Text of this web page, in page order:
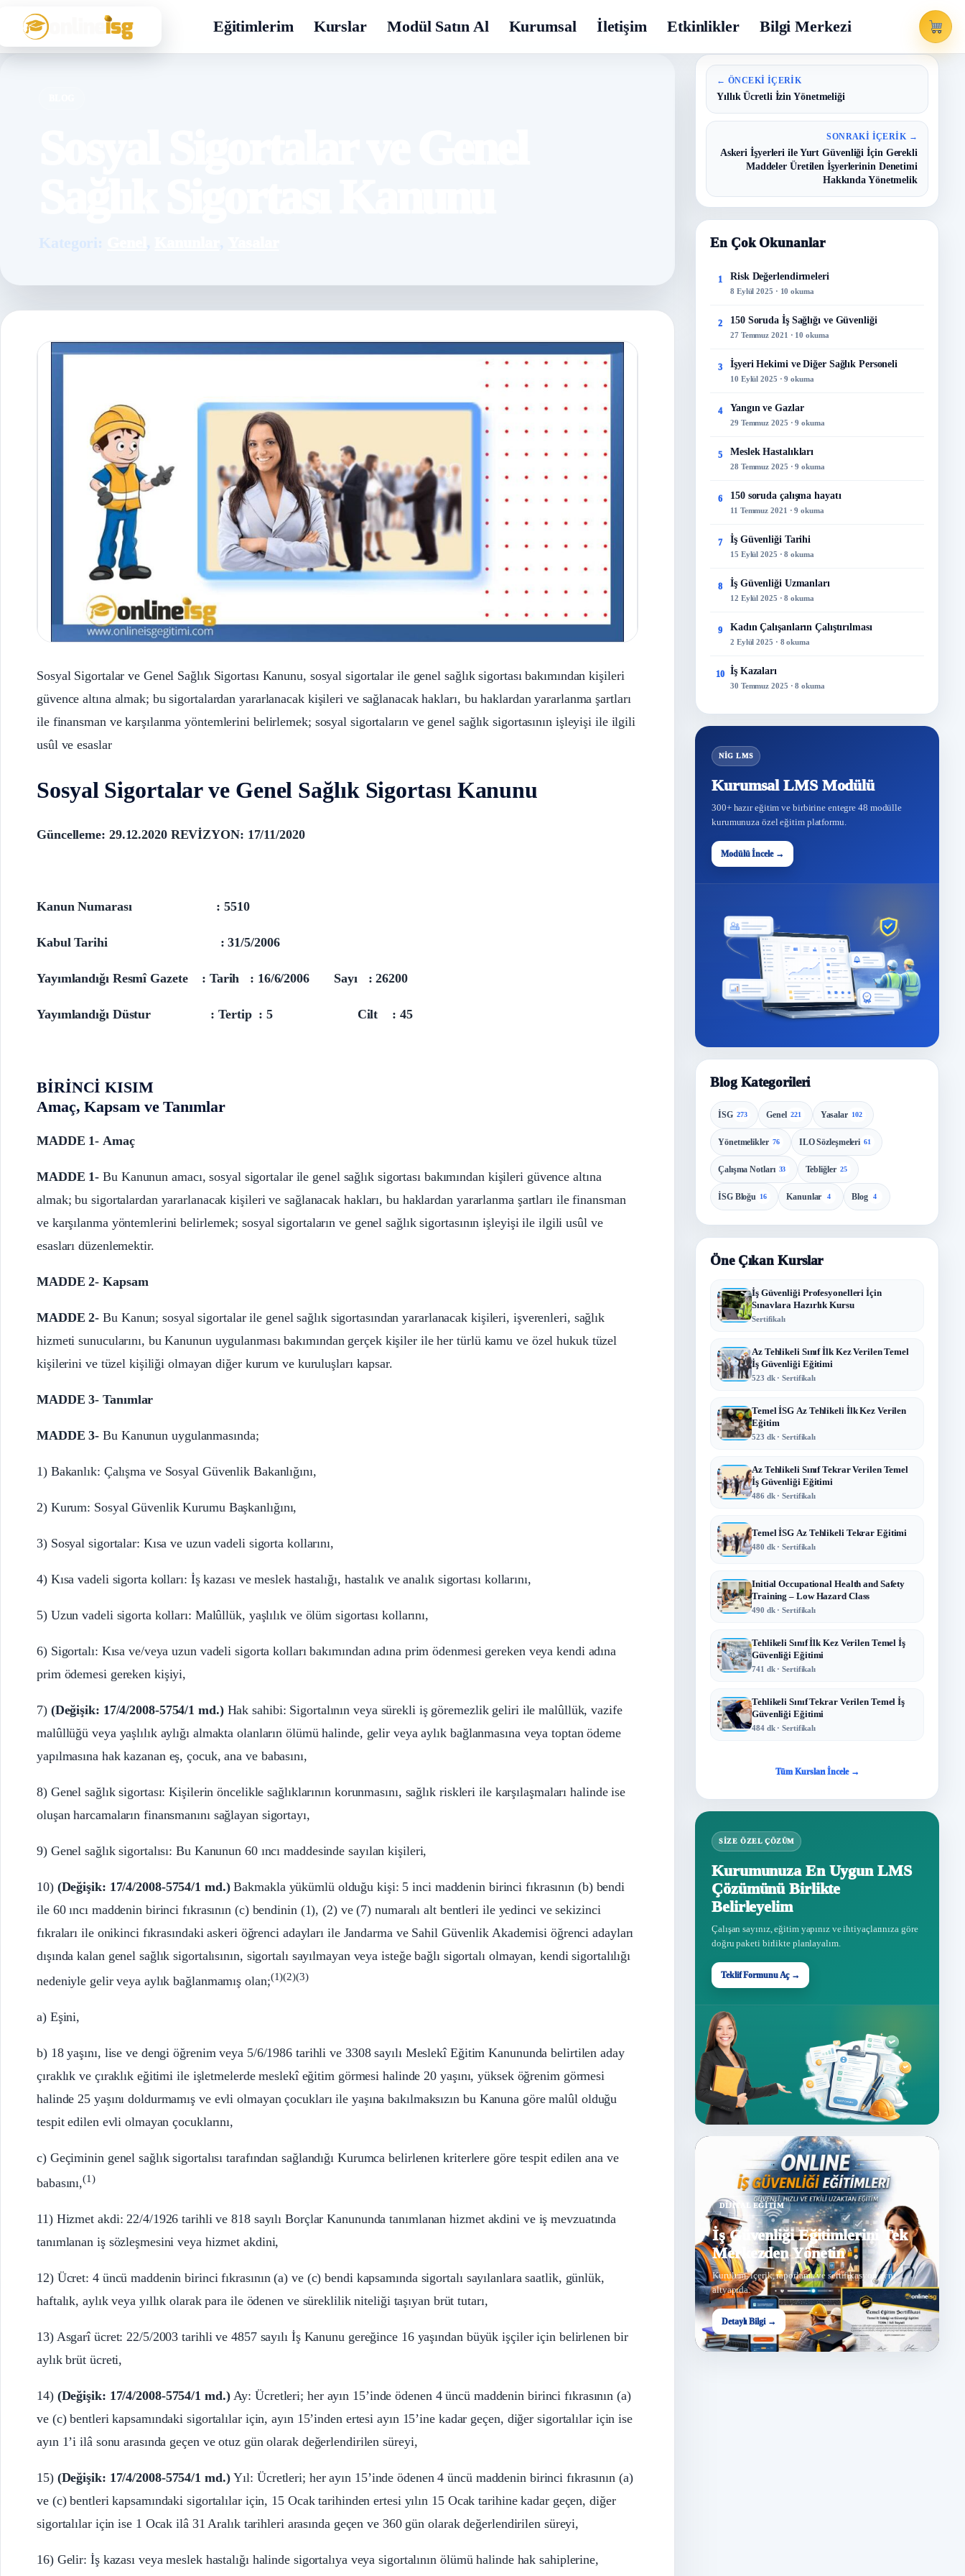
Eğitimlerim Kurslar Modül Satın Al Kurumsal İletişim Etkinlikler Bilgi Merkezi
Kategori: , ,
Sosyal Sigortalar ve Genel Sağlık Sigortası Kanunu, sosyal sigortalar ile genel sağlık sigortası bakımından kişileri
güvence altına almak; bu sigortalardan yararlanacak kişileri ve sağlanacak hakları, bu haklardan yararlanma şartları
ile finansman ve karşılanma yöntemlerini belirlemek; sosyal sigortaların ve genel sağlık sigortasının işleyişi ile ilgili
usûl ve esaslar
Sosyal Sigortalar ve Genel Sağlık Sigortası Kanunu
Güncelleme: 29.12.2020 REVİZYON: 17/11/2020
Kanun Numarası : 5510
Kabul Tarihi : 31/5/2006
Yayımlandığı Resmî Gazete : Tarih : 16/6/2006 Sayı : 26200
Yayımlandığı Düstur : Tertip : 5 Cilt : 45
BİRİNCİ KISIM
Amaç, Kapsam ve Tanımlar
MADDE 1- Amaç
MADDE 1- Bu Kanunun amacı, sosyal sigortalar ile genel sağlık sigortası bakımından kişileri güvence altına
almak; bu sigortalardan yararlanacak kişileri ve sağlanacak hakları, bu haklardan yararlanma şartları ile finansman
ve karşılanma yöntemlerini belirlemek; sosyal sigortaların ve genel sağlık sigortasının işleyişi ile ilgili usûl ve
esasları düzenlemektir.
MADDE 2- Kapsam
MADDE 2-Bu Kanun; sosyal sigortalar ile genel sağlık sigortasından yararlanacak kişileri, işverenleri, sağlık
hizmeti sunucularını, bu Kanunun uygulanması bakımından gerçek kişiler ile her türlü kamu ve özel hukuk tüzel
kişilerini ve tüzel kişiliği olmayan diğer kurum ve kuruluşları kapsar.
MADDE 3- Tanımlar
MADDE 3- Bu Kanunun uygulanmasında;
1) Bakanlık: Çalışma ve Sosyal Güvenlik Bakanlığını,
2) Kurum: Sosyal Güvenlik Kurumu Başkanlığını,
3) Sosyal sigortalar: Kısa ve uzun vadeli sigorta kollarını,
4) Kısa vadeli sigorta kolları: İş kazası ve meslek hastalığı, hastalık ve analık sigortası kollarını,
5) Uzun vadeli sigorta kolları: Malûllük, yaşlılık ve ölüm sigortası kollarını,
6) Sigortalı: Kısa ve/veya uzun vadeli sigorta kolları bakımından adına prim ödenmesi gereken veya kendi adına
prim ödemesi gereken kişiyi,
7) (Değişik: 17/4/2008-5754/1 md.) Hak sahibi: Sigortalının veya sürekli iş göremezlik geliri ile malûllük, vazife
malûllüğü veya yaşlılık aylığı almakta olanların ölümü halinde, gelir veya aylık bağlanmasına veya toptan ödeme
yapılmasına hak kazanan eş, çocuk, ana ve babasını,
8) Genel sağlık sigortası: Kişilerin öncelikle sağlıklarının korunmasını, sağlık riskleri ile karşılaşmaları halinde ise
oluşan harcamaların finansmanını sağlayan sigortayı,
9) Genel sağlık sigortalısı: Bu Kanunun 60 ıncı maddesinde sayılan kişileri,
10) (Değişik: 17/4/2008-5754/1 md.)Bakmakla yükümlü olduğu kişi: 5 inci maddenin birinci fıkrasının (b) bendi
ile 60 ıncı maddenin birinci fıkrasının (c) bendinin (1), (2) ve (7) numaralı alt bentleri ile yedinci ve sekizinci
fıkraları ile onikinci fıkrasındaki askeri öğrenci adayları ile Jandarma ve Sahil Güvenlik Akademisi öğrenci adayları
dışında kalan genel sağlık sigortalısının, sigortalı sayılmayan veya isteğe bağlı sigortalı olmayan, kendi sigortalılığı
nedeniyle gelir veya aylık bağlanmamış olan;(1)(2)(3)
a) Eşini,
b) 18 yaşını, lise ve dengi öğrenim veya 5/6/1986 tarihli ve 3308 sayılı Meslekî Eğitim Kanununda belirtilen aday
çıraklık ve çıraklık eğitimi ile işletmelerde meslekî eğitim görmesi halinde 20 yaşını, yüksek öğrenim görmesi
halinde 25 yaşını doldurmamış ve evli olmayan çocukları ile yaşına bakılmaksızın bu Kanuna göre malûl olduğu
tespit edilen evli olmayan çocuklarını,
c) Geçiminin genel sağlık sigortalısı tarafından sağlandığı Kurumca belirlenen kriterlere göre tespit edilen ana ve
babasını,(1)
11) Hizmet akdi: 22/4/1926 tarihli ve 818 sayılı Borçlar Kanununda tanımlanan hizmet akdini ve iş mevzuatında
tanımlanan iş sözleşmesini veya hizmet akdini,
12) Ücret: 4 üncü maddenin birinci fıkrasının (a) ve (c) bendi kapsamında sigortalı sayılanlara saatlik, günlük,
haftalık, aylık veya yıllık olarak para ile ödenen ve süreklilik niteliği taşıyan brüt tutarı,
13) Asgarî ücret: 22/5/2003 tarihli ve 4857 sayılı İş Kanunu gereğince 16 yaşından büyük işçiler için belirlenen bir
aylık brüt ücreti,
14) (Değişik: 17/4/2008-5754/1 md.) Ay: Ücretleri; her ayın 15’inde ödenen 4 üncü maddenin birinci fıkrasının (a)
ve (c) bentleri kapsamındaki sigortalılar için, ayın 15’inden ertesi ayın 15’ine kadar geçen, diğer sigortalılar için ise
ayın 1’i ilâ sonu arasında geçen ve otuz gün olarak değerlendirilen süreyi,
15) (Değişik: 17/4/2008-5754/1 md.)Yıl: Ücretleri; her ayın 15’inde ödenen 4 üncü maddenin birinci fıkrasının (a)
ve (c) bentleri kapsamındaki sigortalılar için, 15 Ocak tarihinden ertesi yılın 15 Ocak tarihine kadar geçen, diğer
sigortalılar için ise 1 Ocak ilâ 31 Aralık tarihleri arasında geçen ve 360 gün olarak değerlendirilen süreyi,
16) Gelir: İş kazası veya meslek hastalığı halinde sigortalıya veya sigortalının ölümü halinde hak sahiplerine,
← ÖNCEKI İÇERIK
Yıllık Ücretli İzin Yönetmeliği
SONRAKI İÇERIK →
Askeri İşyerleri ile Yurt Güvenliği İçin Gerekli
Maddeler Üretilen İşyerlerinin Denetimi
Hakkında Yönetmelik
En Çok Okunanlar
1 Risk Değerlendirmeleri
8 Eylül 2025 · 10 okuma
2 150 Soruda İş Sağlığı ve Güvenliği
27 Temmuz 2021 · 10 okuma
3 İşyeri Hekimi ve Diğer Sağlık Personeli
10 Eylül 2025 · 9 okuma
4 Yangın ve Gazlar
29 Temmuz 2025 · 9 okuma
5 Meslek Hastalıkları
28 Temmuz 2025 · 9 okuma
6 150 soruda çalışma hayatı
11 Temmuz 2021 · 9 okuma
7 İş Güvenliği Tarihi
15 Eylül 2025 · 8 okuma
8 İş Güvenliği Uzmanları
12 Eylül 2025 · 8 okuma
9 Kadın Çalışanların Çalıştırılması
2 Eylül 2025 · 8 okuma
10 İş Kazaları
30 Temmuz 2025 · 8 okuma
NİG LMS
Kurumsal LMS Modülü
300+ hazır eğitim ve birbirine entegre 48 modülle
kurumunuza özel eğitim platformu.
Modülü İncele →
Blog Kategorileri
İSG 273 Genel 221 Yasalar 102
Yönetmelikler 76 ILO Sözleşmeleri 61
Çalışma Notları 33 Tebliğler 25
İSG Bloğu 16 Kanunlar 4 Blog 4
Öne Çıkan Kurslar
İş Güvenliği Profesyonelleri İçin
Sınavlara Hazırlık Kursu
Sertifikalı
Az Tehlikeli Sınıf İlk Kez Verilen Temel
İş Güvenliği Eğitimi
523 dk · Sertifikalı
Temel İSG Az Tehlikeli İlk Kez Verilen
Eğitim
523 dk · Sertifikalı
Az Tehlikeli Sınıf Tekrar Verilen Temel
İş Güvenliği Eğitimi
486 dk · Sertifikalı
Temel İSG Az Tehlikeli Tekrar Eğitimi
480 dk · Sertifikalı
Initial Occupational Health and Safety
Training – Low Hazard Class
490 dk · Sertifikalı
Tehlikeli Sınıf İlk Kez Verilen Temel İş
Güvenliği Eğitimi
741 dk · Sertifikalı
Tehlikeli Sınıf Tekrar Verilen Temel İş
Güvenliği Eğitimi
484 dk · Sertifikalı
Tüm Kursları İncele →
SIZE ÖZEL ÇÖZÜM
Kurumunuza En Uygun LMS
Çözümünü Birlikte
Belirleyelim
Çalışan sayınız, eğitim yapınız ve ihtiyaçlarınıza göre
doğru paketi birlikte planlayalım.
Teklif Formunu Aç →
DIJITAL EĞITIM
İş Güvenliği Eğitimlerini Tek
Merkezden Yönetin
Kurulum, içerik, raporlama ve sertifikasyon aynı
altyapıda.
Detaylı Bilgi →